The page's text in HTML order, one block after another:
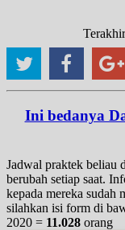
Ini bedanya
Jadwal praktek beliau
berubah setiap saat.
kepada mereka sudah
silahkan isi form di
2020 = 11.028 orang